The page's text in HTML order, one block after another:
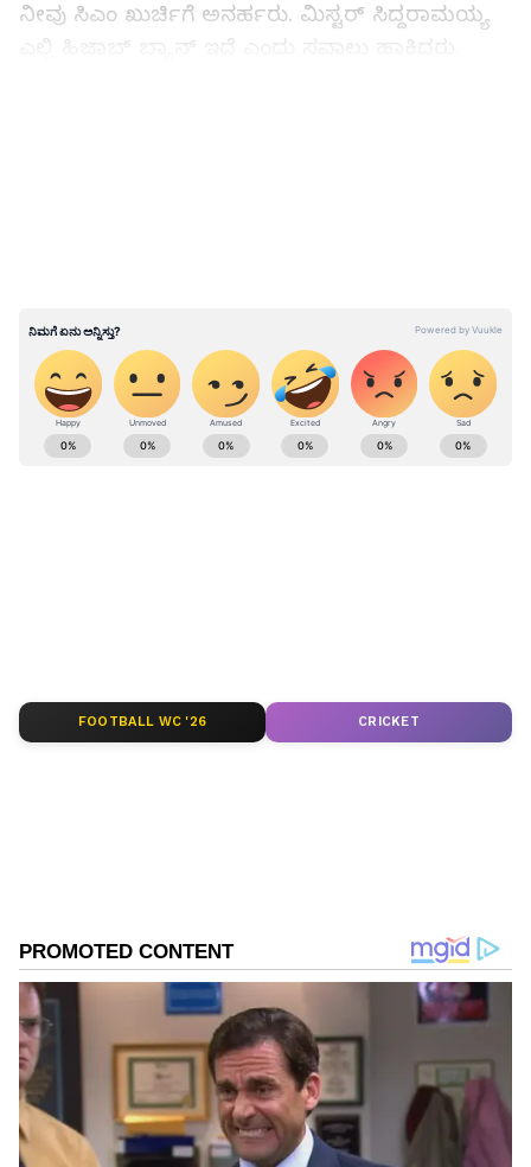
ನೀವು ಸಿಎಂ ಖುರ್ಚಿಗೆ ಅನರ್ಹರು. ಮಿಸ್ಟರ್ ಸಿದ್ದರಾಮಯ್ಯ
ಕರ್ನಾಟಕ, ಭಾರತ ( India News) ಮತ್ತು ಜಗತ್ತಿನ
ABOUT THE AUTHOR
FOOTBALL WC '26 CRICKET